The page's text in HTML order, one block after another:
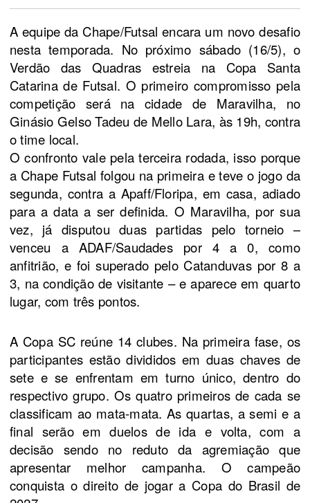
A equipe da Chape/Futsal encara um novo desafio
nesta temporada. No próximo sábado (16/5), o
Verdão das Quadras estreia na Copa Santa
Catarina de Futsal. O primeiro compromisso pela
competição será na cidade de Maravilha, no
Ginásio Gelso Tadeu de Mello Lara, às 19h, contra
o time local.
O confronto vale pela terceira rodada, isso porque
a Chape Futsal folgou na primeira e teve o jogo da
segunda, contra a Apaff/Floripa, em casa, adiado
para a data a ser definida. O Maravilha, por sua
vez, já disputou duas partidas pelo torneio –
venceu a ADAF/Saudades por 4 a 0, como
anfitrião, e foi superado pelo Catanduvas por 8 a
3, na condição de visitante – e aparece em quarto
lugar, com três pontos.
A Copa SC reúne 14 clubes. Na primeira fase, os
participantes estão divididos em duas chaves de
sete e se enfrentam em turno único, dentro do
respectivo grupo. Os quatro primeiros de cada se
classificam ao mata-mata. As quartas, a semi e a
final serão em duelos de ida e volta, com a
decisão sendo no reduto da agremiação que
apresentar melhor campanha. O campeão
conquista o direito de jogar a Copa do Brasil de